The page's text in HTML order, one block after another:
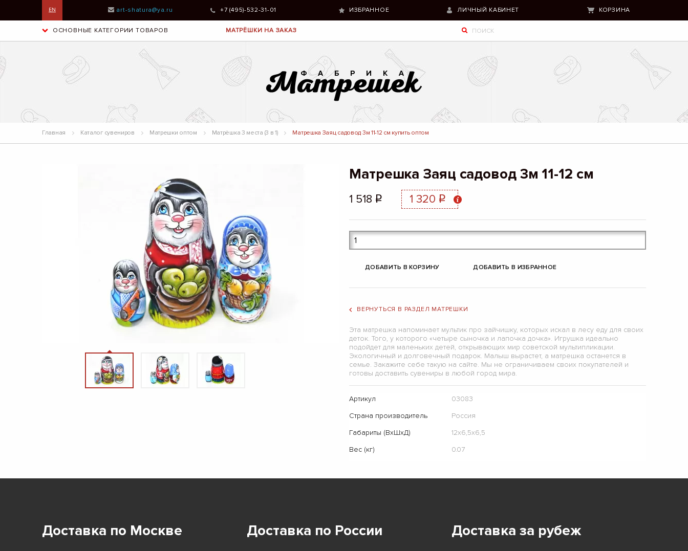
EN art-shatura@ya.ru +7 (495)-532-31-01 ИЗБРАННОЕ ЛИЧНЫЙ КАБИНЕТ КОРЗИНА
ОСНОВНЫЕ КАТЕГОРИИ ТОВАРОВ МАТРЁШКИ НА ЗАКАЗ
Главная Каталог сувениров Матрешки оптом Матрёшка 3 места (3 в 1) Матрешка Заяц садовод 3м 11-12 см купить оптом
Матрешка Заяц садовод 3м 11-12 см
1 518 q 1 320 q
ДОБАВИТЬ В КОРЗИНУ ДОБАВИТЬ В ИЗБРАННОЕ
ВЕРНУТЬСЯ В РАЗДЕЛ МАТРЕШКИ
Эта матрешка напоминает мультик про зайчишку, которых искал в лесу еду для своих
деток. Того, у которого «четыре сыночка и лапочка дочка». Игрушка идеально
подойдет для маленьких детей, открывающих мир советской мультипликации.
Экологичный и долговечный подарок. Малыш вырастет, а матрешка останется в
семье. Закажите себе такую на сайте. Мы не ограничиваем своих покупателей и
готовы доставить сувениры в любой город мира.
Артикул
03083
Страна производитель
Россия
Габариты (ВхШхД)
12х6,5х6,5
Вес (кг)
0.07
Доставка по Москве Доставка по России Доставка за рубеж